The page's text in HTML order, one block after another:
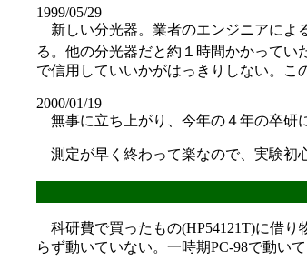
1999/05/29
新しい分光器。業者のエンジニアによ
る。他の分光器だと約１時間かかってい
で信用していいかがはっきりしない。こ
2000/01/19
無事に立ち上がり、今年の４年の卒研
測定が早く終わって楽なので、実験初
科研費で買ったもの(HP54121T)に借り
らず動いていない。一時期PC-98で動い